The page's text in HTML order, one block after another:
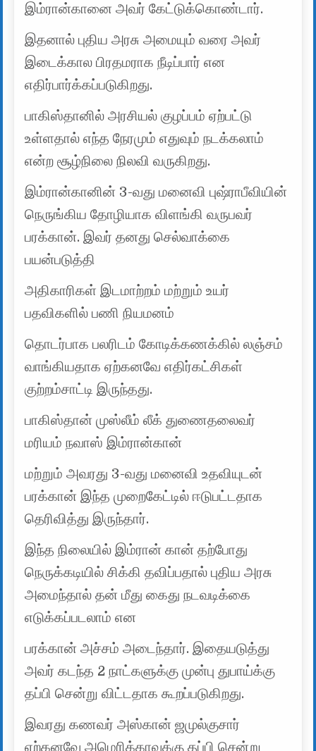
இம்ரான்கானை அவர் கேட்டுக்கொண்டார்.
இதனால் புதிய அரசு அமையும் வரை அவர்
இடைக்கால பிரதமராக நீடிப்பார் என
எதிர்பார்க்கப்படுகிறது.
பாகிஸ்தானில் அரசியல் குழப்பம் ஏற்பட்டு
உள்ளதால் எந்த நேரமும் எதுவும் நடக்கலாம்
என்ற சூழ்நிலை நிலவி வருகிறது.
இம்ரான்கானின் 3-வது மனைவி புஷ்ராபீவியின்
நெருங்கிய தோழியாக விளங்கி வருபவர்
பரக்கான். இவர் தனது செல்வாக்கை
பயன்படுத்தி
அதிகாரிகள் இடமாற்றம் மற்றும் உயர்
பதவிகளில் பணி நியமனம்
தொடர்பாக பலரிடம் கோடிக்கணக்கில் லஞ்சம்
வாங்கியதாக ஏற்கனவே எதிர்கட்சிகள்
குற்றம்சாட்டி இருந்தது.
பாகிஸ்தான் முஸ்லீம் லீக் துணைதலைவர்
மரியம் நவாஸ் இம்ரான்கான்
மற்றும் அவரது 3-வது மனைவி உதவியுடன்
பரக்கான் இந்த முறைகேட்டில் ஈடுபட்டதாக
தெரிவித்து இருந்தார்.
இந்த நிலையில் இம்ரான் கான் தற்போது
நெருக்கடியில் சிக்கி தவிப்பதால் புதிய அரசு
அமைந்தால் தன் மீது கைது நடவடிக்கை
எடுக்கப்படலாம் என
பரக்கான் அச்சம் அடைந்தார். இதையடுத்து
அவர் கடந்த 2 நாட்களுக்கு முன்பு துபாய்க்கு
தப்பி சென்று விட்டதாக கூறப்படுகிறது.
இவரது கணவர் அஸ்கான் ஜமுல்குசார்
ஏற்கனவே அமெரிக்காவுக்கு தப்பி சென்று